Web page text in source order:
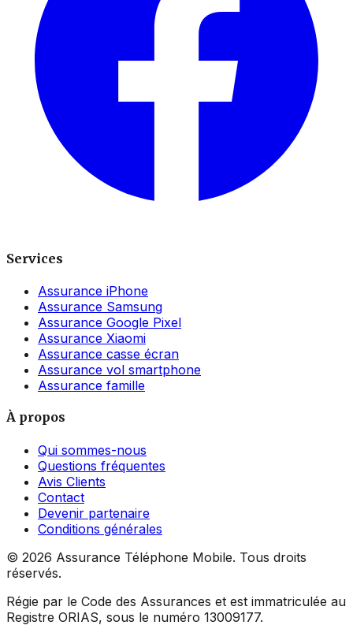
Services
Assurance iPhone
Assurance Samsung
Assurance Google Pixel
Assurance Xiaomi
Assurance casse écran
Assurance vol smartphone
Assurance famille
À propos
Qui sommes-nous
Questions fréquentes
Avis Clients
Contact
Devenir partenaire
Conditions générales
© 2026 Assurance Téléphone Mobile. Tous droits
réservés.
Régie par le Code des Assurances et est immatriculée au
Registre ORIAS, sous le numéro 13009177.